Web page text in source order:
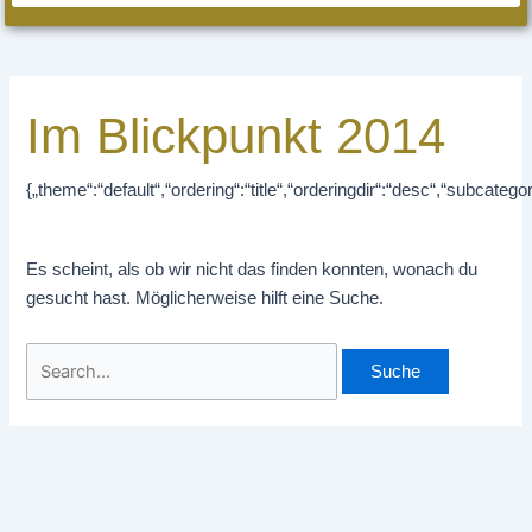
Im Blickpunkt 2014
Es scheint, als ob wir nicht das finden konnten, wonach du
gesucht hast. Möglicherweise hilft eine Suche.